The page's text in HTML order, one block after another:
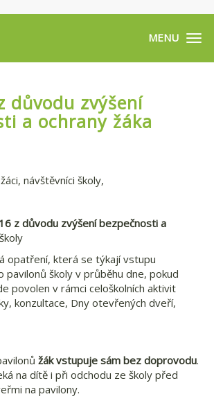
důvodu zvýšení
a ochrany žáka
návštěvníci školy,
z důvodu zvýšení bezpečnosti a
opatření, která se týkají vstupu
pavilonů školy v průběhu dne, pokud
povolen v rámci celoškolních aktivit
konzultace, Dny otevřených dveří,
žák vstupuje sám bez doprovodu.
na dítě i při odchodu ze školy před
na pavilony.